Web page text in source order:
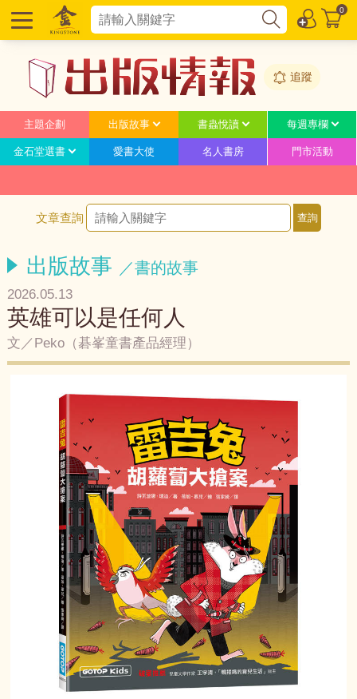
0
追蹤
主題企劃 出版故事 書蟲悅讀 每週專欄
金石堂選書 愛書大使 名人書房 門市活動
文章查詢
出版故事 ／書的故事
2026.05.13
英雄可以是任何人
文／Peko（碁峯童書產品經理）